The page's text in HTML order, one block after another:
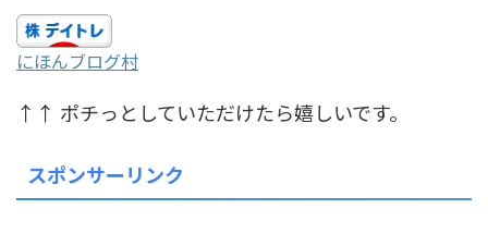
にほんブログ村
↑↑ ポチっとしていただけたら嬉しいです。
スポンサーリンク